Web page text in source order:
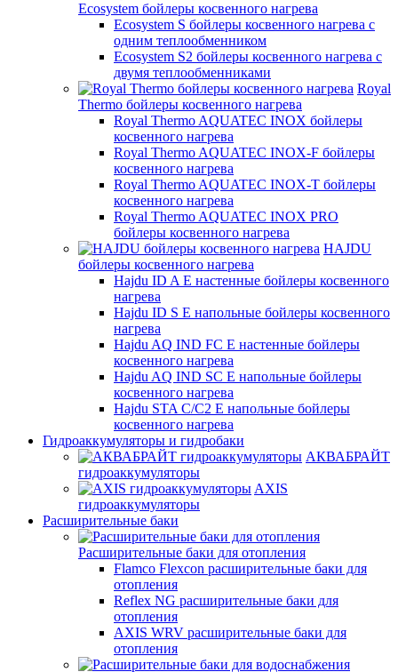
Ecosystem бойлеры косвенного нагрева
Ecosystem S бойлеры косвенного нагрева с
одним теплообменником
Ecosystem S2 бойлеры косвенного нагрева с
двумя теплообменниками
Royal
Thermo бойлеры косвенного нагрева
Royal Thermo AQUATEC INOX бойлеры
косвенного нагрева
Royal Thermo AQUATEC INOX-F бойлеры
косвенного нагрева
Royal Thermo AQUATEC INOX-T бойлеры
косвенного нагрева
Royal Thermo AQUATEC INOX PRO
бойлеры косвенного нагрева
HAJDU
бойлеры косвенного нагрева
Hajdu ID A E настенные бойлеры косвенного
нагрева
Hajdu ID S E напольные бойлеры косвенного
нагрева
Hajdu AQ IND FC E настенные бойлеры
косвенного нагрева
Hajdu AQ IND SC E напольные бойлеры
косвенного нагрева
Hajdu STA C/C2 E напольные бойлеры
косвенного нагрева
Гидроаккумуляторы и гидробаки
АКВАБРАЙТ
гидроаккумуляторы
AXIS
гидроаккумуляторы
Расширительные баки
Расширительные баки для отопления
Flamco Flexcon расширительные баки для
отопления
Reflex NG расширительные баки для
отопления
AXIS WRV расширительные баки для
отопления